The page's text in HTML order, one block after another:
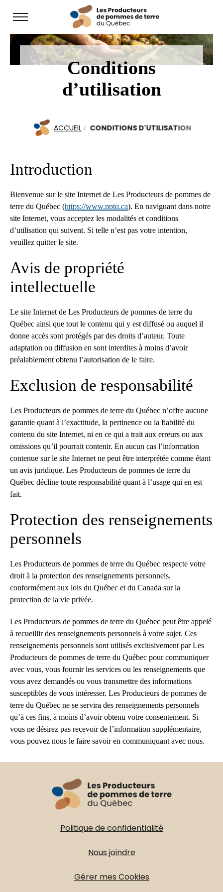
Open
Conditions
d’utilisation
ACCUEIL CONDITIONS D'UTILISATION
Introduction
Bienvenue sur le site Internet de Les Producteurs de pommes de
terre du Québec (https://www.pptq.ca). En naviguant dans notre
site Internet, vous acceptez les modalités et conditions
d’utilisation qui suivent. Si telle n’est pas votre intention,
veuillez quitter le site.
Avis de propriété
intellectuelle
Le site Internet de Les Producteurs de pommes de terre du
Québec ainsi que tout le contenu qui y est diffusé ou auquel il
donne accès sont protégés par des droits d’auteur. Toute
adaptation ou diffusion en sont interdites à moins d’avoir
préalablement obtenu l’autorisation de le faire.
Exclusion de responsabilité
Les Producteurs de pommes de terre du Québec n’offre aucune
garantie quant à l’exactitude, la pertinence ou la fiabilité du
contenu du site Internet, ni en ce qui a trait aux erreurs ou aux
omissions qu’il pourrait contenir. En aucun cas l’information
contenue sur le site Internet ne peut être interprétée comme étant
un avis juridique. Les Producteurs de pommes de terre du
Québec décline toute responsabilité quant à l’usage qui en est
fait.
Protection des renseignements
personnels
Les Producteurs de pommes de terre du Québec respecte votre
droit à la protection des renseignements personnels,
conformément aux lois du Québec et du Canada sur la
protection de la vie privée.
Les Producteurs de pommes de terre du Québec peut être appelé
à recueillir des renseignements personnels à votre sujet. Ces
renseignements personnels sont utilisés exclusivement par Les
Producteurs de pommes de terre du Québec pour communiquer
avec vous, vous fournir les services ou les renseignements que
vous avez demandés ou vous transmettre des informations
susceptibles de vous intéresser. Les Producteurs de pommes de
terre du Québec ne se servira des renseignements personnels
qu’à ces fins, à moins d’avoir obtenu votre consentement. Si
vous ne désirez pas recevoir de l’information supplémentaire,
vous pouvez nous le faire savoir en communiquant avec nous.
Politique de confidentialité
Nous joindre
Gérer mes Cookies